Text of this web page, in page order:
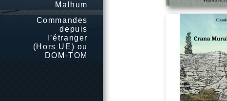
Malhum
Commandes
depuis
l’étranger
(Hors UE) ou
DOM-TOM